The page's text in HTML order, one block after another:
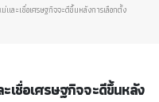
และเชื่อเศรษฐกิจจะดีขึ้นหลังการเลือกตั้ง
เชื่อเศรษฐกิจจะดีขึ้นหลัง